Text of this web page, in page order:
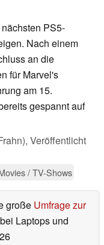
PS5-
Nach einem
an die
für Marvel's
am 15.
gespannt auf
Veröffentlicht
/ TV-Shows
große Umfrage zur
Laptops und